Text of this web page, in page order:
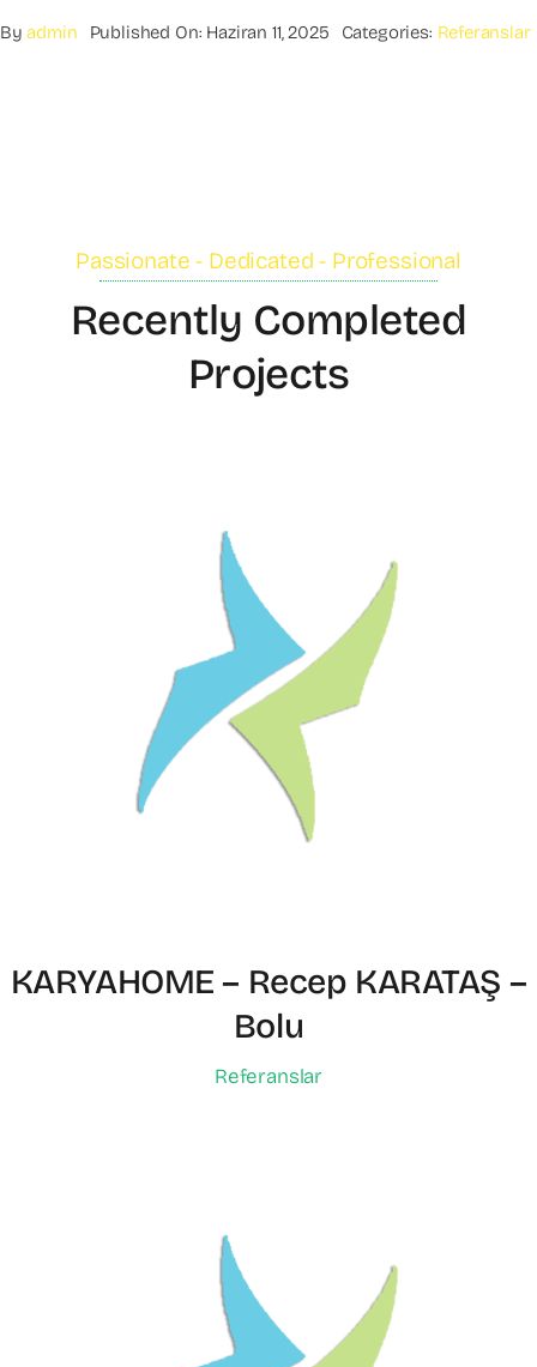
Byadmin Published On: Haziran 11, 2025 Categories: Referanslar
Passionate - Dedicated - Professional
Recently Completed
Projects
KARYAHOME – Recep KARATAŞ –
Bolu
Referanslar